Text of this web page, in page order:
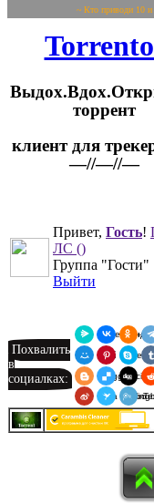
~ Кто приводи 10
Привет, Гость!
ЛС ()
Группа "Гости"
Выйти
Похвалить
в
социалках:
Мой
Blogger
Sina